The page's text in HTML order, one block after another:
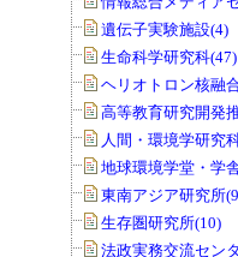
遺伝子実験施設(4)
生命科学研究科(47)
ヘリオトロン核融
高等教育研究開発
人間・環境学研究
地球環境学堂・学
東南アジア研究所
生存圏研究所(10)
法政実務交流セン